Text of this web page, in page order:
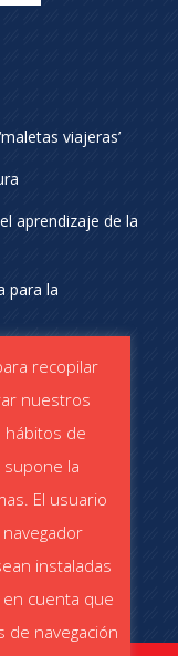
viajeras’
aprendizaje de la
para la
(PDF)
recopilar
nuestros
hábitos de
supone la
El usuario
instaladas
cuenta que
de navegación